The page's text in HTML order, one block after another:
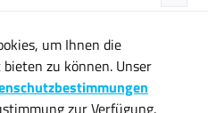
um Ihnen die
zu können. Unser
zur Verfügung.